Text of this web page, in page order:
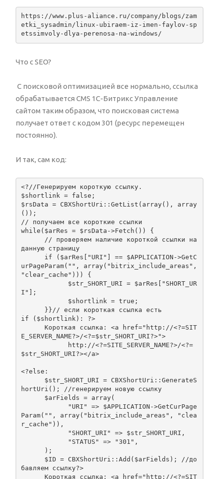
https://www.plus-aliance.ru/company/blogs/zam
etki_sysadmin/linux-ubiraem-iz-imen-faylov-sp
etssimvoly-dlya-perenosa-na-windows/
Что с SEO?
С поисковой оптимизацией все нормально, ссылка
обрабатывается CMS 1С-Битрикс Управление
сайтом таким образом, что поисковая система
получает ответ с кодом 301 (ресурс перемещен
постоянно).
И так, сам код:
<?//Генерируем короткую ссылку.
$shortlink = false;
$rsData = CBXShortUri::GetList(array(), array
());
// получаем все короткие ссылки
while($arRes = $rsData->Fetch()) {
// проверяем наличие короткой ссылки на
данную страницу
if ($arRes["URI"] == $APPLICATION->GetC
urPageParam("", array("bitrix_include_areas",
"clear_cache"))) {
$str_SHORT_URI = $arRes["SHORT_UR
I"];
$shortlink = true;
}}// если короткая ссылка есть
if ($shortlink): ?>
Короткая ссылка: <a href="http://<?=SIT
E_SERVER_NAME?>/<?=$str_SHORT_URI?>">
http://<?=SITE_SERVER_NAME?>/<?=
$str_SHORT_URI?></a>
<?else:
$str_SHORT_URI = CBXShortUri::GenerateS
hortUri(); //генерируем новую ссылку
$arFields = array(
"URI" => $APPLICATION->GetCurPage
Param("", array("bitrix_include_areas", "clea
r_cache")),
"SHORT_URI" => $str_SHORT_URI,
"STATUS" => "301",
);
$ID = CBXShortUri::Add($arFields); //до
бавляем ссылку?>
Короткая ссылка: <a href="http://<?=SIT